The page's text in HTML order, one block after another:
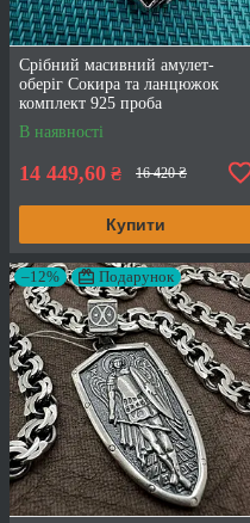
Срібний масивний амулет-
оберіг Сокира та ланцюжок
комплект 925 проба
В наявності
14 449,60 ₴ 16 420 ₴
Купити
–12% Подарунок